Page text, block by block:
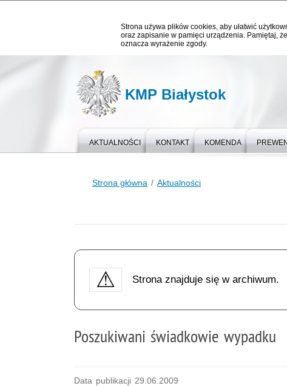
Strona używa plików cookies, aby ułatwić
oraz zapisanie w pamięci urządzenia. Pamiętaj,
oznacza wyrażenie zgody.
KMP Białystok
AKTUALNOŚCI KONTAKT KOMENDA
Strona główna Aktualności
Strona znajduje się w archiwum.
Poszukiwani świadkowie wypadku
Data publikacji 29.06.2009